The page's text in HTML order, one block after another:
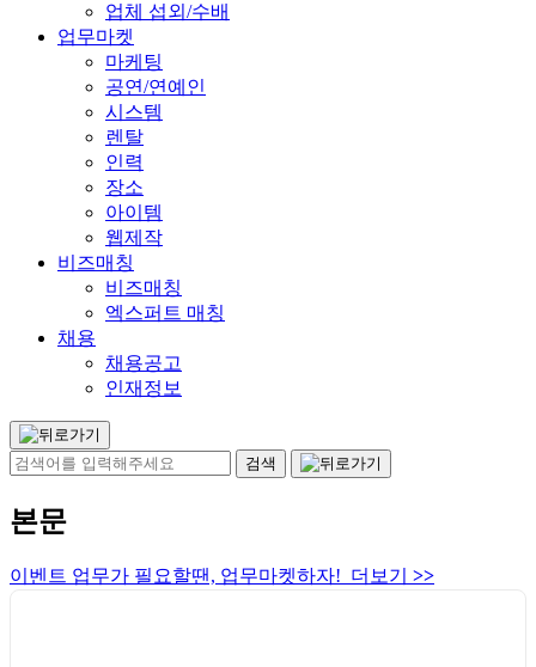
업체 섭외/수배
업무마켓
마케팅
공연/연예인
시스템
렌탈
인력
장소
아이템
웹제작
비즈매칭
비즈매칭
엑스퍼트 매칭
채용
채용공고
인재정보
본문
이벤트 업무가 필요할땐, 업무마켓하자! 더보기 >>